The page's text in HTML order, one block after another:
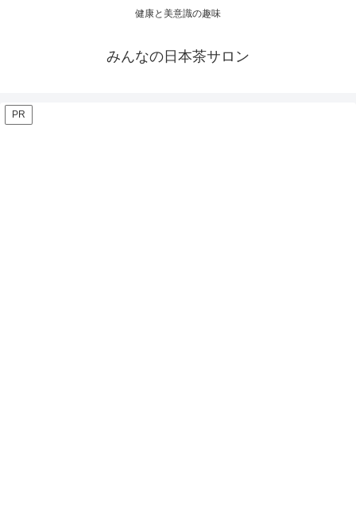
健康と美意識の趣味
みんなの日本茶サロン
PR